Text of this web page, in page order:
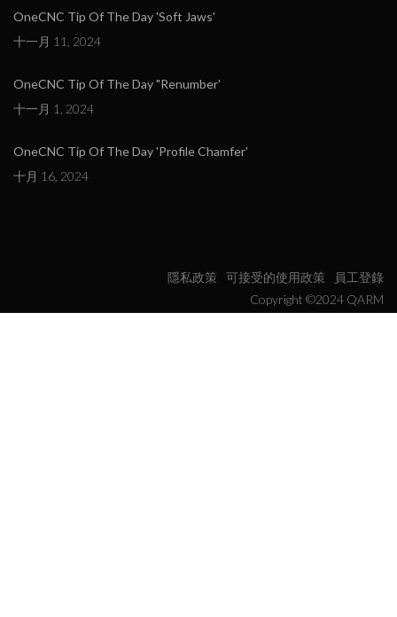
OneCNC Tip Of The Day 'Soft Jaws'
十一月 11, 2024
OneCNC Tip Of The Day "Renumber'
十一月 1, 2024
OneCNC Tip Of The Day 'Profile Chamfer'
十月 16, 2024
隱私政策 可接受的使用政策
員工登錄
Copyright ©2024 QARM